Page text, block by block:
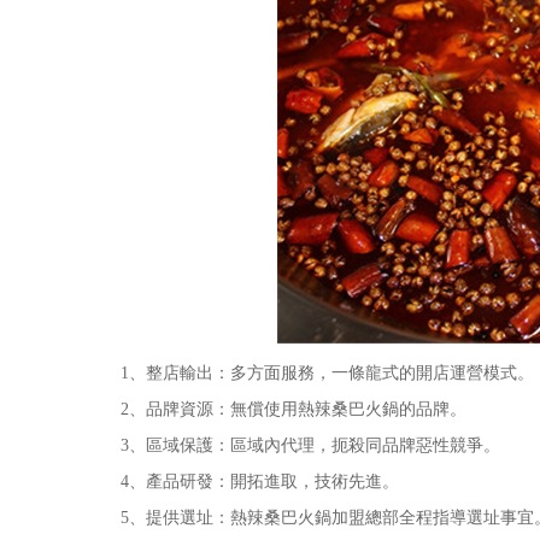
1、整店輸出：多方面服務，一條龍式的開店運營模式。
2、品牌資源：無償使用熱辣桑巴火鍋的品牌。
3、區域保護：區域內代理，扼殺同品牌惡性競爭。
4、產品研發：開拓進取，技術先進。
5、提供選址：熱辣桑巴火鍋加盟總部全程指導選址事宜